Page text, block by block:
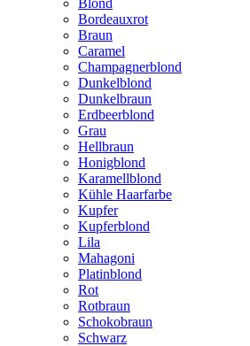
Blond
Bordeauxrot
Braun
Caramel
Champagnerblond
Dunkelblond
Dunkelbraun
Erdbeerblond
Grau
Hellbraun
Honigblond
Karamellblond
Kühle Haarfarbe
Kupfer
Kupferblond
Lila
Mahagoni
Platinblond
Rot
Rotbraun
Schokobraun
Schwarz